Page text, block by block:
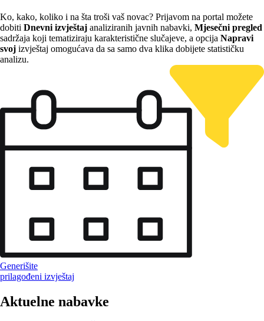
Ko, kako, koliko i na šta troši vaš novac? Prijavom na portal možete
dobiti Dnevni izvještaj analiziranih javnih nabavki, Mjesečni pregled
sadržaja koji tematiziraju karakteristične slučajeve, a opcija Napravi
svoj izvještaj omogućava da sa samo dva klika dobijete statističku
analizu.
Generišite
prilagođeni izvještaj
Aktuelne nabavke